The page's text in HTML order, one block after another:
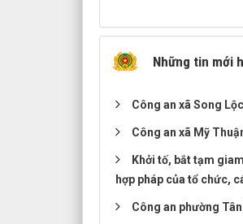
Những tin mới
Công an xã Song
Công an xã Mỹ
Khởi tố, bắt tạm
hợp pháp của tổ chức,
Công an phường